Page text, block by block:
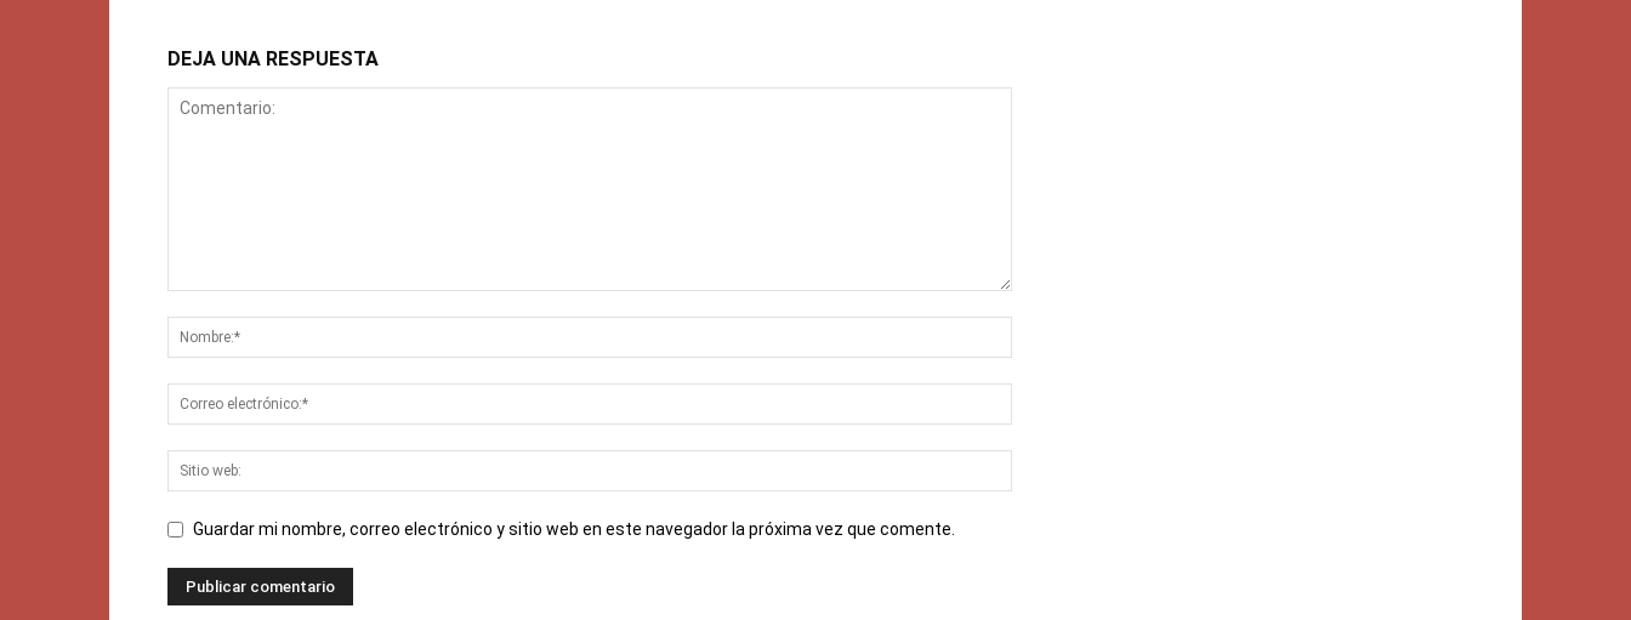
DEJA UNA RESPUESTA
Guardar mi nombre, correo electrónico y sitio web en este navegador la próxima vez que comente.